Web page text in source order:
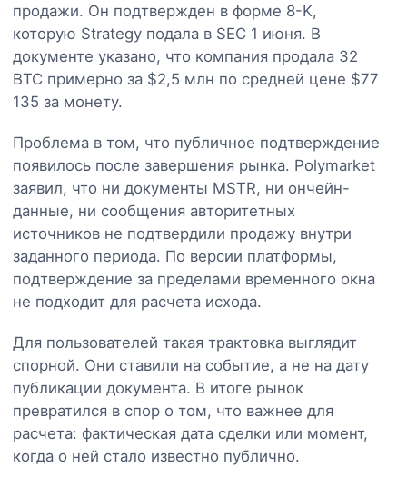
продажи. Он подтвержден в форме 8-K,
которую Strategy подала в SEC 1 июня. В
документе указано, что компания продала 32
BTC примерно за $2,5 млн по средней цене $77
135 за монету.
Проблема в том, что публичное подтверждение
появилось после завершения рынка. Polymarket
заявил, что ни документы MSTR, ни ончейн-
данные, ни сообщения авторитетных
источников не подтвердили продажу внутри
заданного периода. По версии платформы,
подтверждение за пределами временного окна
не подходит для расчета исхода.
Для пользователей такая трактовка выглядит
спорной. Они ставили на событие, а не на дату
публикации документа. В итоге рынок
превратился в спор о том, что важнее для
расчета: фактическая дата сделки или момент,
когда о ней стало известно публично.